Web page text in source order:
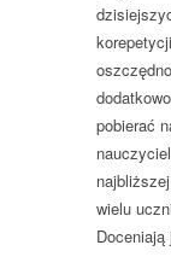
pobierać
wielu
Doceniają